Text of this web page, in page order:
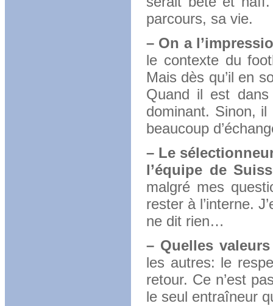
parcours, sa vie.
– On a
le contexte du
Mais dès qu’il en
Quand il est
dominant. Sinon,
beaucoup
– Le
l’équipe de
malgré mes
rester à l’interne.
ne dit rien…
– Quelles
les autres: le
retour. Ce n’est
le seul entraîneur